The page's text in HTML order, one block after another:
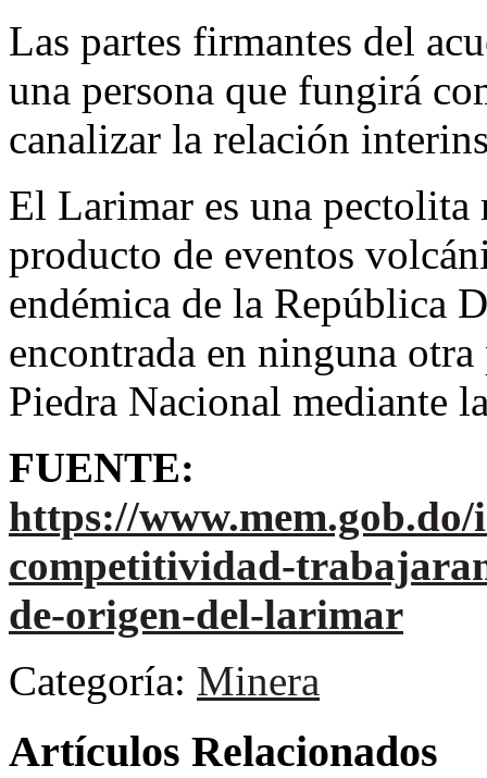
Las partes firmantes del
una persona que fungirá
canalizar la relación
El Larimar es una pectolita
producto de eventos
endémica de la República
encontrada en ninguna
Piedra Nacional mediante
FUENTE:
https://
competitividad-
de-origen-del-larimar
Categoría: Minera
Artículos Relacionados